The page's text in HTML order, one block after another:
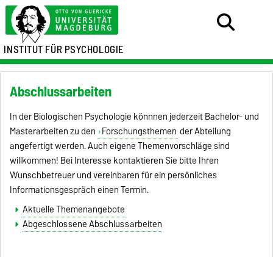
INSTITUT FÜR PSYCHOLOGIE
Abschlussarbeiten
In der Biologischen Psychologie könnnen jederzeit Bachelor- und
Masterarbeiten zu den Forschungsthemen der Abteilung
angefertigt werden. Auch eigene Themenvorschläge sind
willkommen! Bei Interesse kontaktieren Sie bitte Ihren
Wunschbetreuer und vereinbaren für ein persönliches
Informationsgespräch einen Termin.
Aktuelle Themenangebote
Abgeschlossene Abschlussarbeiten